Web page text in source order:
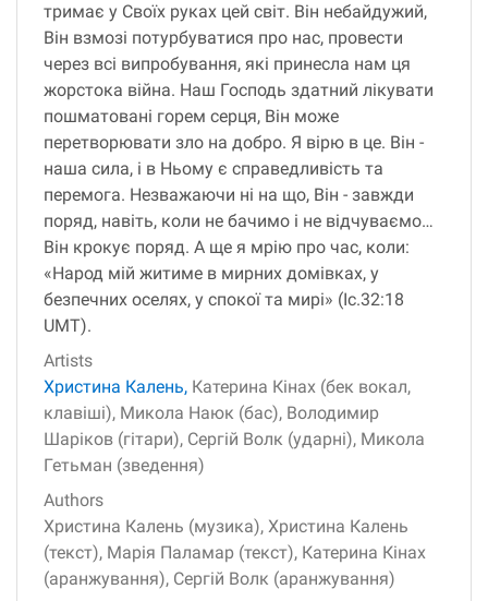
тримає у Своїх руках цей світ. Він небайдужий,
Він взмозі потурбуватися про нас, провести
через всі випробування, які принесла нам ця
жорстока війна. Наш Господь здатний лікувати
пошматовані горем серця, Він може
перетворювати зло на добро. Я вірю в це. Він -
наша сила, і в Ньому є справедливість та
перемога. Незважаючи ні на що, Він - завжди
поряд, навіть, коли не бачимо і не відчуваємо…
Він крокує поряд. А ще я мрію про час, коли:
«Народ мій житиме в мирних домівках, у
безпечних оселях, у спокої та мирі» (Іс.32:18
UMT).
Artists
Христина Калень, Катерина Кінах (бек вокал,
клавіші), Микола Наюк (бас), Володимир
Шаріков (гітари), Сергій Волк (ударні), Микола
Гетьман (зведення)
Authors
Христина Калень (музика), Христина Калень
(текст), Марія Паламар (текст), Катерина Кінах
(аранжування), Сергій Волк (аранжування)